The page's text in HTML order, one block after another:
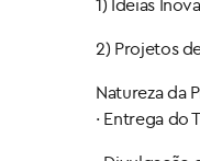
1) Ideias
2) Projetos
Natureza da
· Entrega do